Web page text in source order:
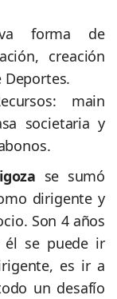
forma de
creación
Deportes.
main
societaria y
se sumó
dirigente y
Son 4 años
se puede ir
es ir a
un desafío